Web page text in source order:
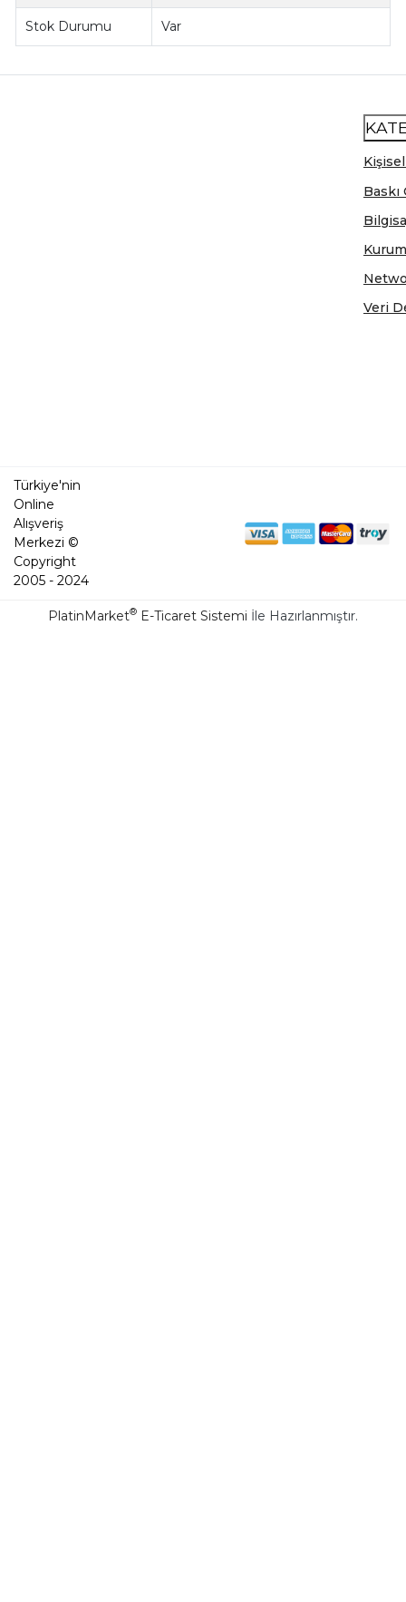
Stok Durumu Var
Veri
Türkiye'nin
Online
Alışveriş
Merkezi ©
Copyright
2005 - 2024
PlatinMarket® E-Ticaret Sistemi İle Hazırlanmıştır.